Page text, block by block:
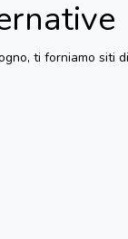
ti forniamo siti